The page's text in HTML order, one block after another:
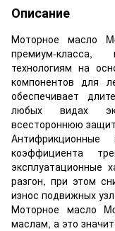
Описание
Моторное масло
премиум-
технологиям на
компонентов для
обеспечивает
любых видах
всестороннюю
Антифрикционные
коэффициента
эксплуатационные
разгон, при этом
износ подвижных
Моторное масло
маслам, а это